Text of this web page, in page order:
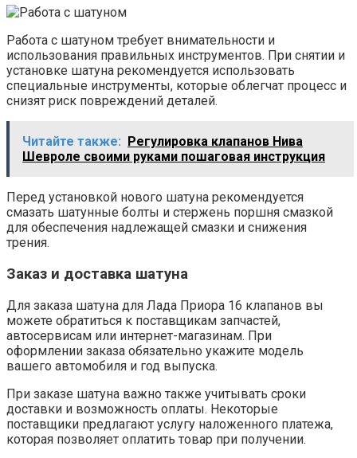
Работа с шатуном требует внимательности и
использования правильных инструментов. При снятии и
установке шатуна рекомендуется использовать
специальные инструменты, которые облегчат процесс и
снизят риск повреждений деталей.
Читайте также:
Регулировка клапанов Нива
Шевроле своими руками пошаговая инструкция
Перед установкой нового шатуна рекомендуется
смазать шатунные болты и стержень поршня смазкой
для обеспечения надлежащей смазки и снижения
трения.
Заказ и доставка шатуна
Для заказа шатуна для Лада Приора 16 клапанов вы
можете обратиться к поставщикам запчастей,
автосервисам или интернет-магазинам. При
оформлении заказа обязательно укажите модель
вашего автомобиля и год выпуска.
При заказе шатуна важно также учитывать сроки
доставки и возможность оплаты. Некоторые
поставщики предлагают услугу наложенного платежа,
которая позволяет оплатить товар при получении.